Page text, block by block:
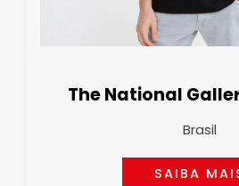
The National
Brasil
SAIBA